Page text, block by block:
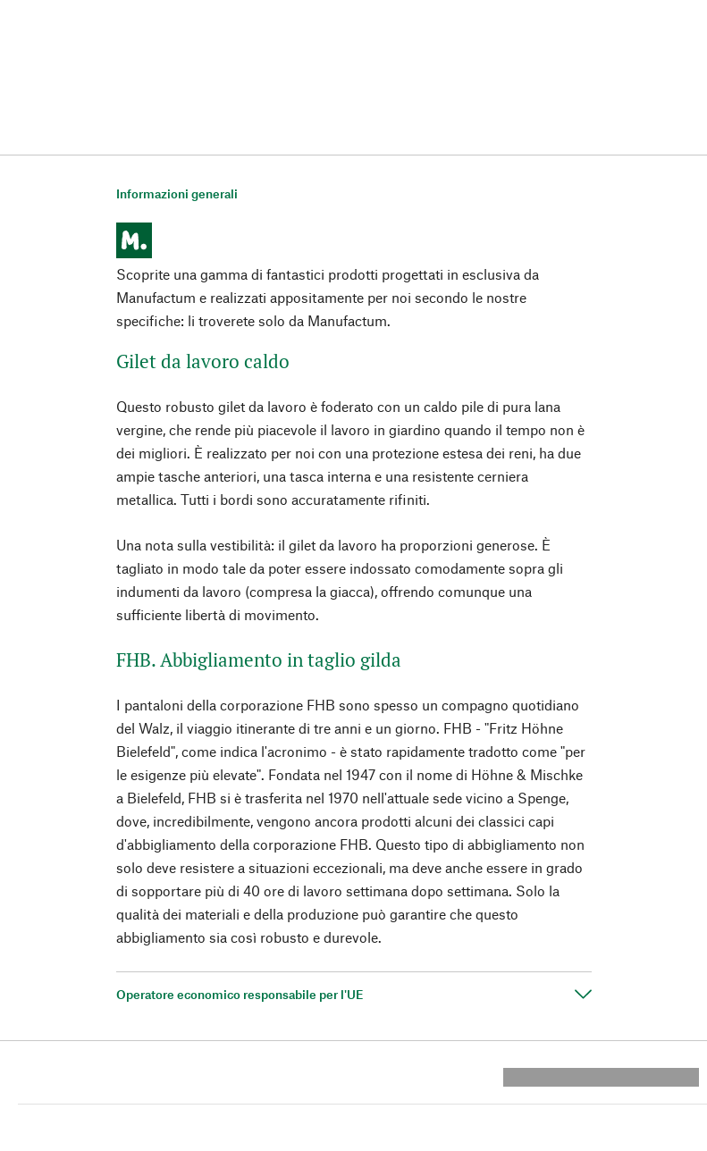
Informazioni generali
Scoprite una gamma di fantastici prodotti progettati in esclusiva da
Manufactum e realizzati appositamente per noi secondo le nostre
specifiche: li troverete solo da Manufactum.
Gilet da lavoro caldo
Questo robusto gilet da lavoro è foderato con un caldo pile di pura lana
vergine, che rende più piacevole il lavoro in giardino quando il tempo non è
dei migliori. È realizzato per noi con una protezione estesa dei reni, ha due
ampie tasche anteriori, una tasca interna e una resistente cerniera
metallica. Tutti i bordi sono accuratamente rifiniti.
Una nota sulla vestibilità: il gilet da lavoro ha proporzioni generose. È
tagliato in modo tale da poter essere indossato comodamente sopra gli
indumenti da lavoro (compresa la giacca), offrendo comunque una
sufficiente libertà di movimento.
FHB. Abbigliamento in taglio gilda
I pantaloni della corporazione FHB sono spesso un compagno quotidiano
del Walz, il viaggio itinerante di tre anni e un giorno. FHB - "Fritz Höhne
Bielefeld", come indica l'acronimo - è stato rapidamente tradotto come "per
le esigenze più elevate". Fondata nel 1947 con il nome di Höhne & Mischke
a Bielefeld, FHB si è trasferita nel 1970 nell'attuale sede vicino a Spenge,
dove, incredibilmente, vengono ancora prodotti alcuni dei classici capi
d'abbigliamento della corporazione FHB. Questo tipo di abbigliamento non
solo deve resistere a situazioni eccezionali, ma deve anche essere in grado
di sopportare più di 40 ore di lavoro settimana dopo settimana. Solo la
qualità dei materiali e della produzione può garantire che questo
abbigliamento sia così robusto e durevole.
Operatore economico responsabile per l'UE